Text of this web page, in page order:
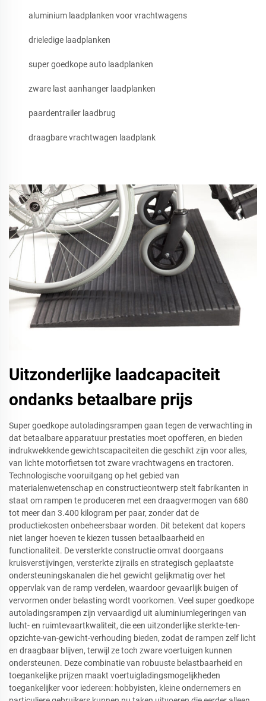
aluminium laadplanken voor vrachtwagens
drieledige laadplanken
super goedkope auto laadplanken
zware last aanhanger laadplanken
paardentrailer laadbrug
draagbare vrachtwagen laadplank
Uitzonderlijke laadcapaciteit
ondanks betaalbare prijs
Super goedkope autoladingsrampen gaan tegen de verwachting in
dat betaalbare apparatuur prestaties moet opofferen, en bieden
indrukwekkende gewichtscapaciteiten die geschikt zijn voor alles,
van lichte motorfietsen tot zware vrachtwagens en tractoren.
Technologische vooruitgang op het gebied van
materialenwetenschap en constructieontwerp stelt fabrikanten in
staat om rampen te produceren met een draagvermogen van 680
tot meer dan 3.400 kilogram per paar, zonder dat de
productiekosten onbeheersbaar worden. Dit betekent dat kopers
niet langer hoeven te kiezen tussen betaalbaarheid en
functionaliteit. De versterkte constructie omvat doorgaans
kruisverstijvingen, versterkte zijrails en strategisch geplaatste
ondersteuningskanalen die het gewicht gelijkmatig over het
oppervlak van de ramp verdelen, waardoor gevaarlijk buigen of
vervormen onder belasting wordt voorkomen. Veel super goedkope
autoladingsrampen zijn vervaardigd uit aluminiumlegeringen van
lucht- en ruimtevaartkwaliteit, die een uitzonderlijke sterkte-ten-
opzichte-van-gewicht-verhouding bieden, zodat de rampen zelf licht
en draagbaar blijven, terwijl ze toch zware voertuigen kunnen
ondersteunen. Deze combinatie van robuuste belastbaarheid en
toegankelijke prijzen maakt voertuigladingsmogelijkheden
toegankelijker voor iedereen: hobbyisten, kleine ondernemers en